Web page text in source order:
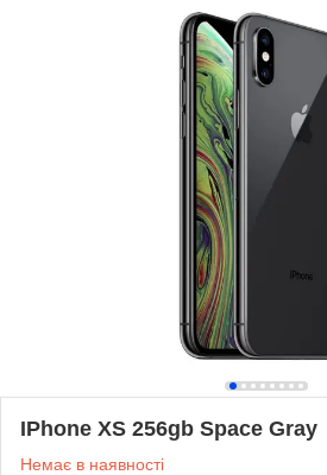
IPhone XS 256gb Space Gray
Немає в наявності